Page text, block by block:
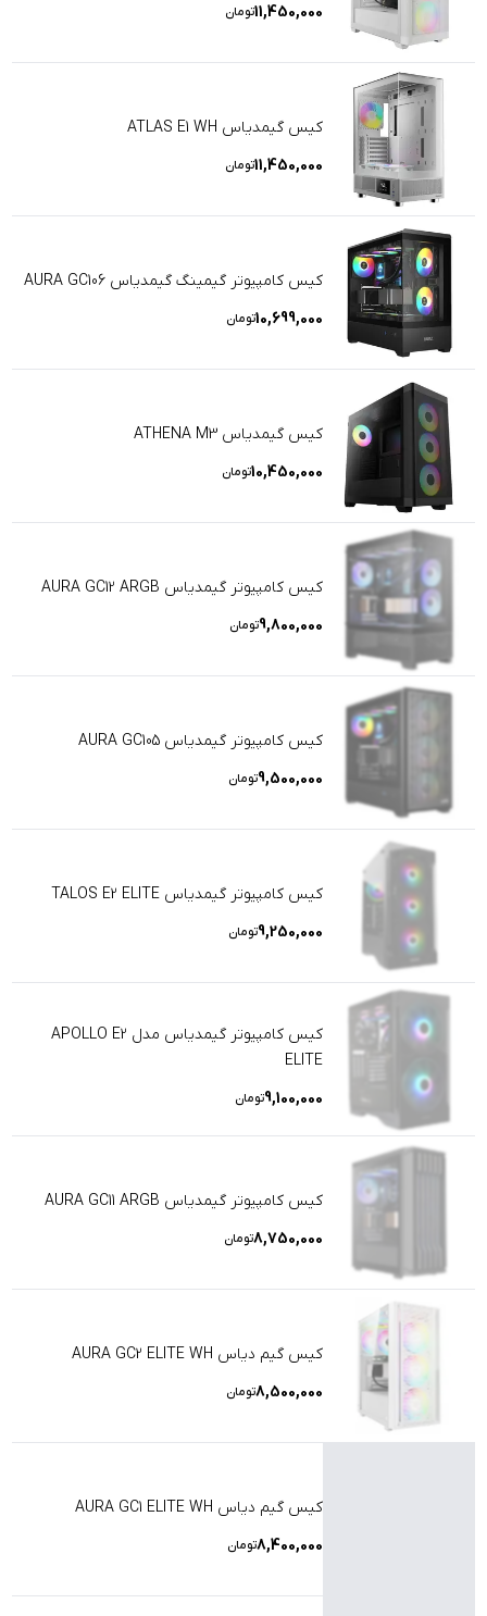
11,450,000تومان
کیس گیمدیاس ATLAS E1 WH
11,450,000تومان
کیس کامپیوتر گیمینگ گیمدیاس AURA GC106
10,699,000تومان
کیس گیمدیاس ATHENA M3
10,450,000تومان
کیس کامپیوتر گیمدیاس AURA GC12 ARGB
9,800,000تومان
کیس کامپیوتر گیمدیاس AURA GC105
9,500,000تومان
کیس کامپیوتر گیمدیاس TALOS E2 ELITE
9,250,000تومان
کیس کامپیوتر گیمدیاس مدل APOLLO E2
ELITE
9,100,000تومان
کیس کامپیوتر گیمدیاس AURA GC11 ARGB
8,750,000تومان
کیس گیم دیاس AURA GC2 ELITE WH
8,500,000تومان
کیس گیم دیاس AURA GC1 ELITE WH
8,400,000تومان